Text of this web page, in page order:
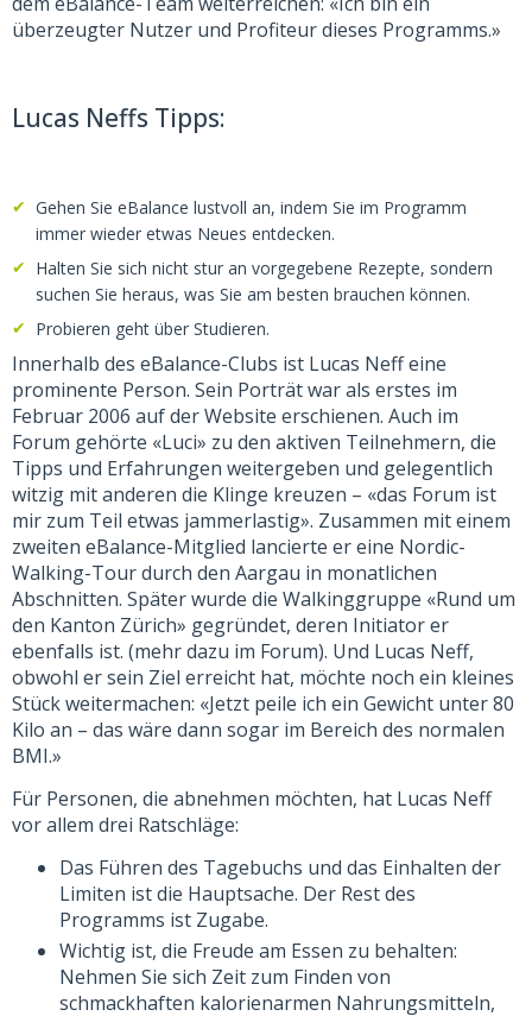
überzeugter Nutzer und Profiteur dieses Programms.»
Lucas Neffs Tipps:
Gehen Sie eBalance lustvoll an, indem Sie im Programm
immer wieder etwas Neues entdecken.
Halten Sie sich nicht stur an vorgegebene Rezepte, sondern
suchen Sie heraus, was Sie am besten brauchen können.
Probieren geht über Studieren.
Innerhalb des eBalance-Clubs ist Lucas Neff eine
prominente Person. Sein Porträt war als erstes im
Februar 2006 auf der Website erschienen. Auch im
Forum gehörte «Luci» zu den aktiven Teilnehmern, die
Tipps und Erfahrungen weitergeben und gelegentlich
witzig mit anderen die Klinge kreuzen – «das Forum ist
mir zum Teil etwas jammerlastig». Zusammen mit einem
zweiten eBalance-Mitglied lancierte er eine Nordic-
Walking-Tour durch den Aargau in monatlichen
Abschnitten. Später wurde die Walkinggruppe «Rund um
den Kanton Zürich» gegründet, deren Initiator er
ebenfalls ist. (mehr dazu im Forum). Und Lucas Neff,
obwohl er sein Ziel erreicht hat, möchte noch ein kleines
Stück weitermachen: «Jetzt peile ich ein Gewicht unter 80
Kilo an – das wäre dann sogar im Bereich des normalen
BMI.»
Für Personen, die abnehmen möchten, hat Lucas Neff
vor allem drei Ratschläge:
Das Führen des Tagebuchs und das Einhalten der
Limiten ist die Hauptsache. Der Rest des
Programms ist Zugabe.
Wichtig ist, die Freude am Essen zu behalten:
Nehmen Sie sich Zeit zum Finden von
schmackhaften kalorienarmen Nahrungsmitteln,